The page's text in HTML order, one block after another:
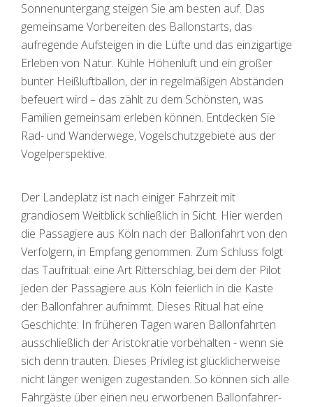
Sonnenuntergang steigen Sie am besten auf. Das
gemeinsame Vorbereiten des Ballonstarts, das
aufregende Aufsteigen in die Lüfte und das einzigartige
Erleben von Natur. Kühle Höhenluft und ein großer
bunter Heißluftballon, der in regelmäßigen Abständen
befeuert wird – das zählt zu dem Schönsten, was
Familien gemeinsam erleben können. Entdecken Sie
Rad- und Wanderwege, Vogelschutzgebiete aus der
Vogelperspektive.
Der Landeplatz ist nach einiger Fahrzeit mit
grandiosem Weitblick schließlich in Sicht. Hier werden
die Passagiere aus Köln nach der Ballonfahrt von den
Verfolgern, in Empfang genommen. Zum Schluss folgt
das Taufritual: eine Art Ritterschlag, bei dem der Pilot
jeden der Passagiere aus Köln feierlich in die Kaste
der Ballonfahrer aufnimmt. Dieses Ritual hat eine
Geschichte: In früheren Tagen waren Ballonfahrten
ausschließlich der Aristokratie vorbehalten - wenn sie
sich denn trauten. Dieses Privileg ist glücklicherweise
nicht länger wenigen zugestanden. So können sich alle
Fahrgäste über einen neu erworbenen Ballonfahrer-